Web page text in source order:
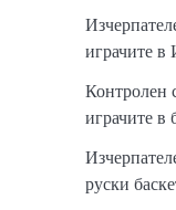
играчите в
Контролен
играчите в
руски